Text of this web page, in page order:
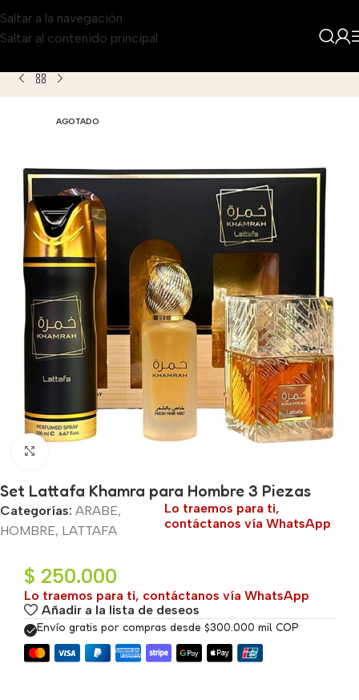
Saltar a la navegación
Saltar al contenido principal
AGOTADO
Set Lattafa Khamra para Hombre 3 Piezas
Categorías: ARABE,
HOMBRE, LATTAFA
Lo traemos para ti,
contáctanos vía WhatsApp
$ 250.000
Lo traemos para ti, contáctanos vía WhatsApp
Añadir a la lista de deseos
Envío gratis por compras desde $300.000 mil COP